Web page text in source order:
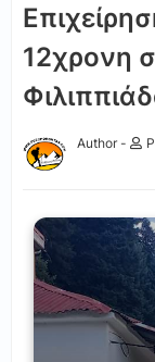
12χρονη
Author -